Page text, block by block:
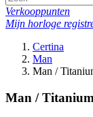
Verkooppunten
Mijn horloge
Certina
Man
Man /
Man / Titanium